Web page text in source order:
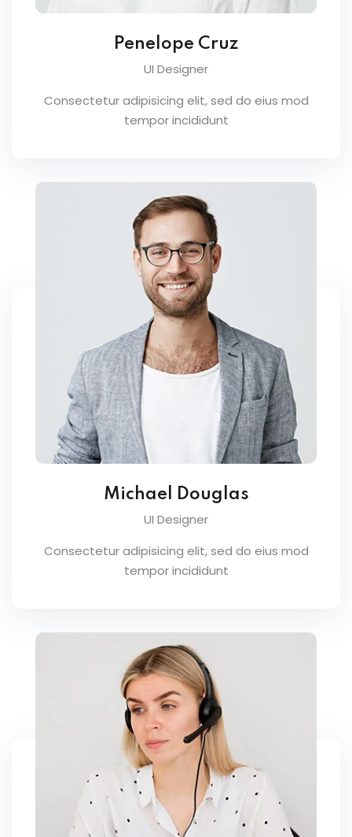
Penelope Cruz
UI Designer
Consectetur adipisicing elit, sed do eius mod
tempor incididunt
Michael Douglas
UI Designer
Consectetur adipisicing elit, sed do eius mod
tempor incididunt